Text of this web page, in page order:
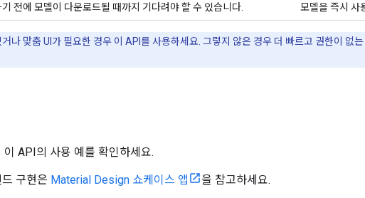
전에 모델이 다운로드될 때까지 기다려야 할 수 있습니다. 모델을 즉시 사
거나 맞춤 UI가 필요한 경우 이 API를 사용하세요. 그렇지 않은 경우 더 빠르고 권한이 없
이 API의 사용 예를 확인하세요.
드 구현은 Material Design 쇼케이스 앱 을 참고하세요.